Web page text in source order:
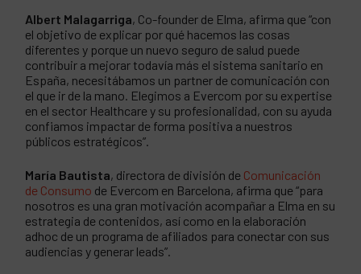
Albert Malagarriga, Co-founder de Elma, afirma que “con
el objetivo de explicar por qué hacemos las cosas
diferentes y porque un nuevo seguro de salud puede
contribuir a mejorar todavía más el sistema sanitario en
España, necesitábamos un partner de comunicación con
el que ir de la mano. Elegimos a Evercom por su expertise
en el sector Healthcare y su profesionalidad, con su ayuda
confiamos impactar de forma positiva a nuestros
públicos estratégicos”.
María Bautista, directora de división de Comunicación
de Consumo de Evercom en Barcelona, afirma que “para
nosotros es una gran motivación acompañar a Elma en su
estrategia de contenidos, así como en la elaboración
adhoc de un programa de afiliados para conectar con sus
audiencias y generar leads”.